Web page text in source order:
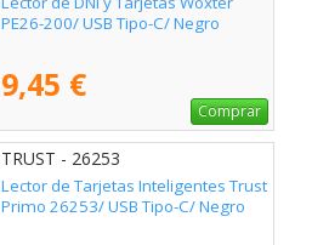
PE26-200/ USB Tipo-C/ Negro
9,45 €
Comprar
TRUST - 26253
Lector de Tarjetas Inteligentes Trust
Primo 26253/ USB Tipo-C/ Negro